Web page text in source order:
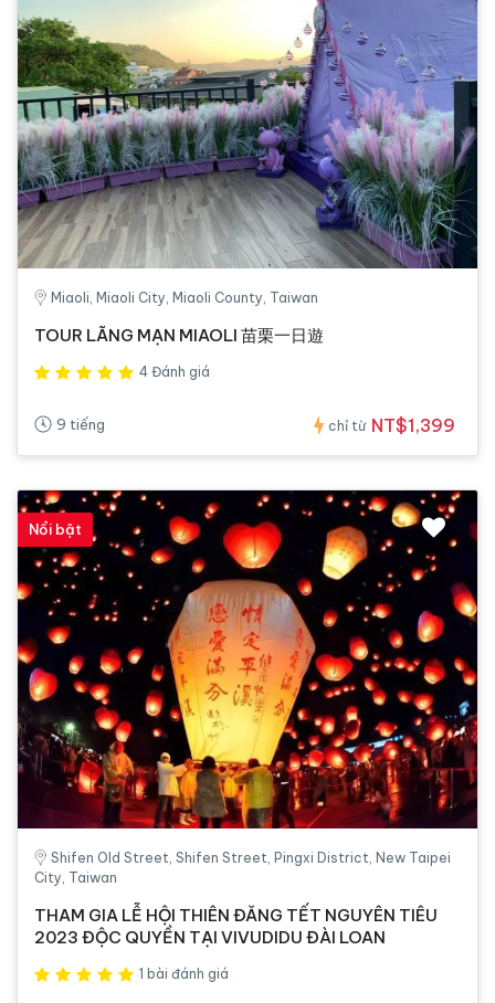
Miaoli, Miaoli City, Miaoli County, Taiwan
TOUR LÃNG MẠN MIAOLI 苗栗一日遊
4 Đánh giá
9 tiếng chỉ từ NT$1,399
Nổi bật
Shifen Old Street, Shifen Street, Pingxi District, New Taipei
City, Taiwan
THAM GIA LỄ HỘI THIÊN ĐĂNG TẾT NGUYÊN TIÊU
2023 ĐỘC QUYỀN TẠI VIVUDIDU ĐÀI LOAN
1 bài đánh giá